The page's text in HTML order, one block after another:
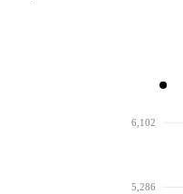
5,286
6,102